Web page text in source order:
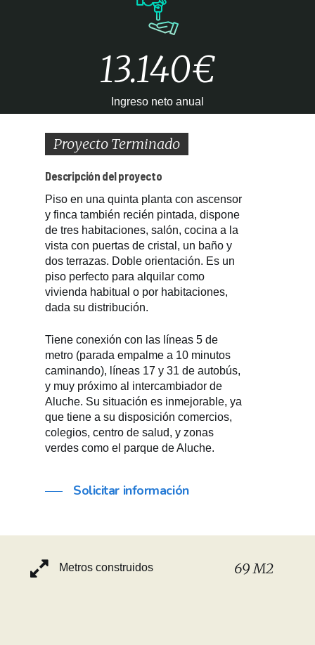
13.140€
Ingreso neto anual
Proyecto Terminado
Descripción del proyecto
Piso en una quinta planta con ascensor
y finca también recién pintada, dispone
de tres habitaciones, salón, cocina a la
vista con puertas de cristal, un baño y
dos terrazas. Doble orientación. Es un
piso perfecto para alquilar como
vivienda habitual o por habitaciones,
dada su distribución.
Tiene conexión con las líneas 5 de
metro (parada empalme a 10 minutos
caminando), líneas 17 y 31 de autobús,
y muy próximo al intercambiador de
Aluche. Su situación es inmejorable, ya
que tiene a su disposición comercios,
colegios, centro de salud, y zonas
verdes como el parque de Aluche.
Solicitar información
Metros construidos 69 M2